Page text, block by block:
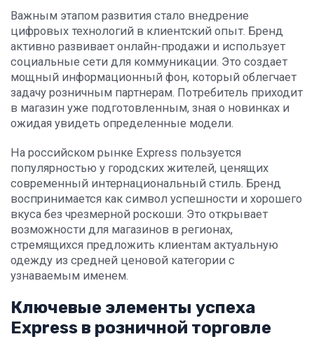
Важным этапом развития стало внедрение
цифровых технологий в клиентский опыт. Бренд
активно развивает онлайн-продажи и использует
социальные сети для коммуникации. Это создает
мощный информационный фон, который облегчает
задачу розничным партнерам. Потребитель приходит
в магазин уже подготовленным, зная о новинках и
ожидая увидеть определенные модели.
На российском рынке Express пользуется
популярностью у городских жителей, ценящих
современный интернациональный стиль. Бренд
воспринимается как символ успешности и хорошего
вкуса без чрезмерной роскоши. Это открывает
возможности для магазинов в регионах,
стремящихся предложить клиентам актуальную
одежду из средней ценовой категории с
узнаваемым именем.
Ключевые элементы успеха
Express в розничной торговле